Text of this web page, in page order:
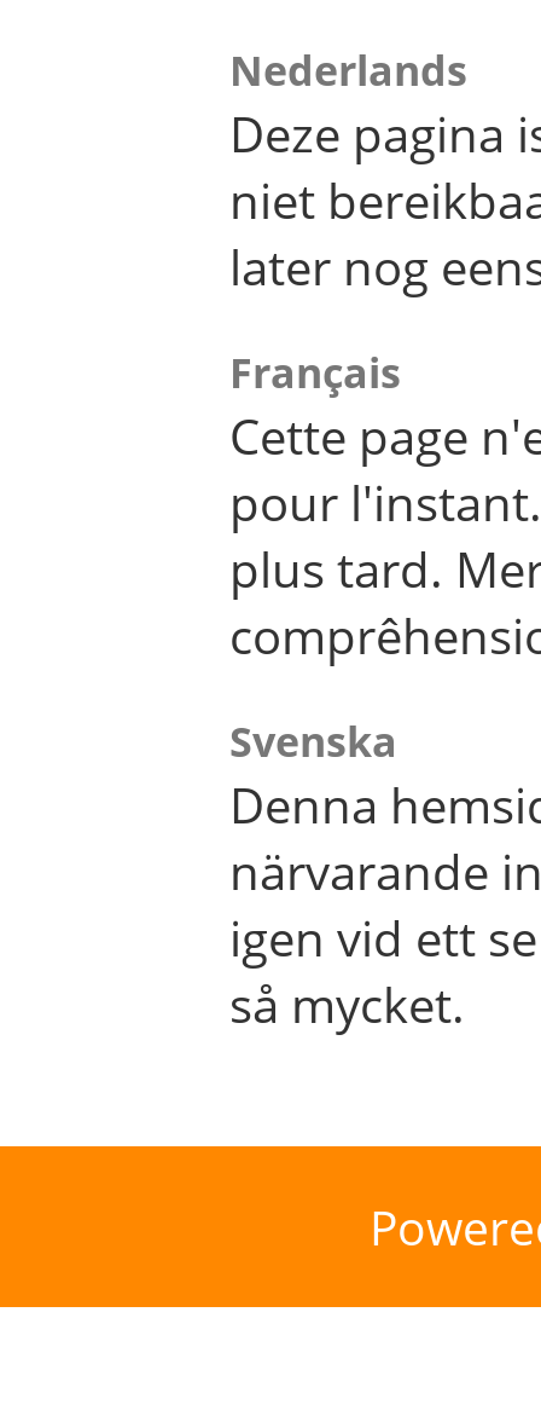
Nederlands
Deze pagina
niet
later nog
Français
Cette page
pour
plus tard.
Svenska
Denna
närvarande
igen vid ett
så mycket.